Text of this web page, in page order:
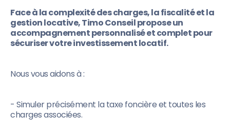
Face à la complexité des charges, la fiscalité et la
gestion locative, Timo Conseil propose un
accompagnement personnalisé et complet pour
sécuriser votre investissement locatif.
Nous vous aidons à :
- Simuler précisément la taxe foncière et toutes les
charges associées.